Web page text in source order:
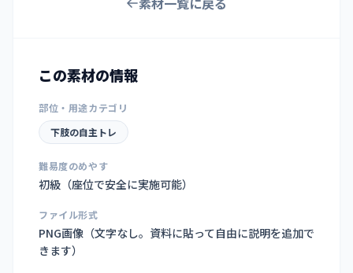
この素材の情報
部位・用途カテゴリ
下肢の自主トレ
難易度のめやす
初級（座位で安全に実施可能）
ファイル形式
PNG画像（文字なし。資料に貼って自由に説明を追加で
きます）